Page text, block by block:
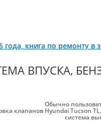
года, книга по ремонту в
ВПУСКА,
Обычно
клапанов Hyundai Tucson TL,
система